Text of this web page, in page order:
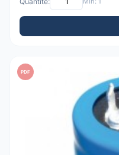
PDF